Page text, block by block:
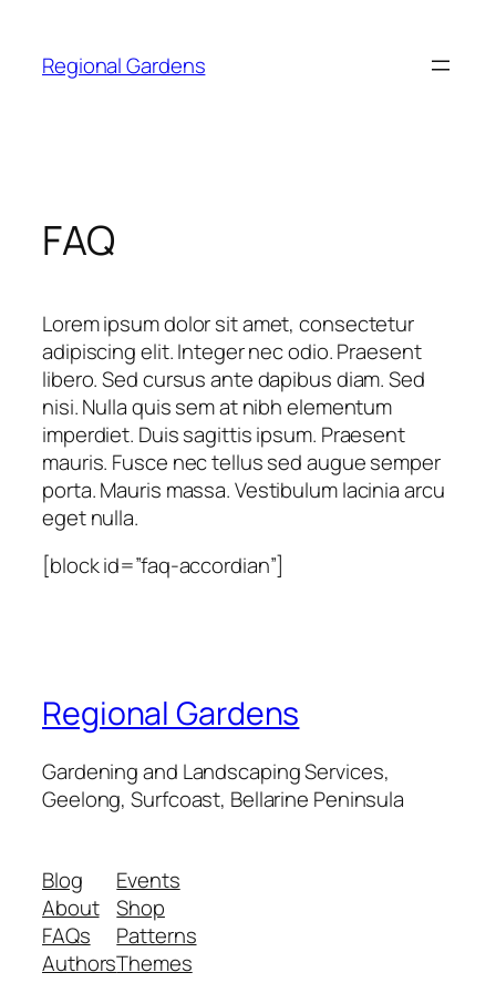
content
Regional Gardens
FAQ
Lorem ipsum dolor sit amet, consectetur
adipiscing elit. Integer nec odio. Praesent
libero. Sed cursus ante dapibus diam. Sed
nisi. Nulla quis sem at nibh elementum
imperdiet. Duis sagittis ipsum. Praesent
mauris. Fusce nec tellus sed augue semper
porta. Mauris massa. Vestibulum lacinia arcu
eget nulla.
[block id=”faq-accordian”]
Regional Gardens
Gardening and Landscaping Services,
Geelong, Surfcoast, Bellarine Peninsula
Blog
About
FAQs
Authors
Events
Shop
Patterns
Themes